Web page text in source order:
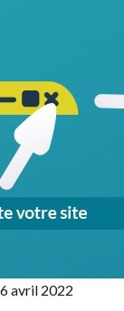
6 avril 2022